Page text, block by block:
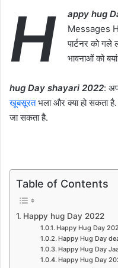
H appy hug
Messages
पार्टनर को
भावनाओं को
hug Day shayari 2022:
खूबसूरतभला और क्या हो सकता है.
जा सकता है.
Table of Contents
Happy hug Day 2022
Happy Hug Day
Happy Hug Day
Happy Hug Day
Happy Hug Day